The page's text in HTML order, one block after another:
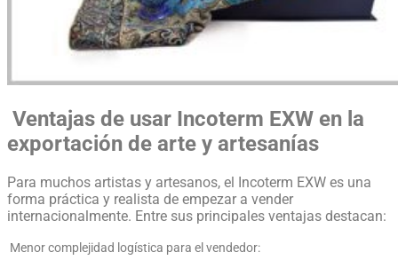
Ventajas de usar Incoterm EXW en la
exportación de arte y artesanías
Para muchos artistas y artesanos, el Incoterm EXW es una
forma práctica y realista de empezar a vender
internacionalmente. Entre sus principales ventajas destacan:
Menor complejidad logística para el vendedor: